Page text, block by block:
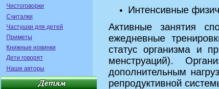
Чистоговорки
Считалки
Частушки для детей
Приметы
Книжные новинки
Дети говорят
Наши авторы
Интенсивные
Активные занятия
ежедневные
статус организма и
менструаций).
дополнительным
репродуктивной